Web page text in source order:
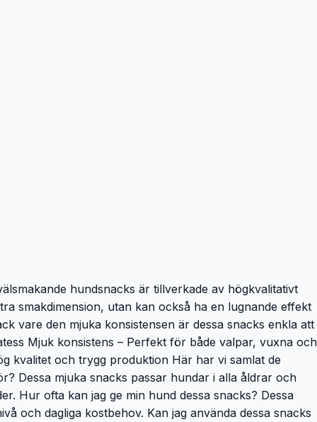
hundsnacks är tillverkade av högkvalitativt
smakdimension, utan kan också ha en lugnande effekt
vare den mjuka konsistensen är dessa snacks enkla att
Mjuk konsistens – Perfekt för både valpar, vuxna och
kvalitet och trygg produktion Här har vi samlat de
Dessa mjuka snacks passar hundar i alla åldrar och
Hur ofta kan jag ge min hund dessa snacks? Dessa
och dagliga kostbehov. Kan jag använda dessa snacks